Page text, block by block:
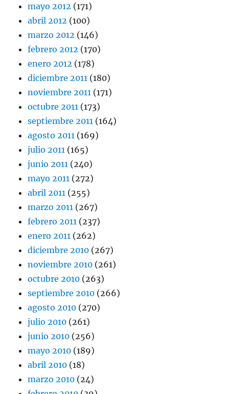
mayo 2012 (171)
abril 2012 (100)
marzo 2012 (146)
febrero 2012 (170)
enero 2012 (178)
diciembre 2011 (180)
noviembre 2011 (171)
octubre 2011 (173)
septiembre 2011 (164)
agosto 2011 (169)
julio 2011 (165)
junio 2011 (240)
mayo 2011 (272)
abril 2011 (255)
marzo 2011 (267)
febrero 2011 (237)
enero 2011 (262)
diciembre 2010 (267)
noviembre 2010 (261)
octubre 2010 (263)
septiembre 2010 (266)
agosto 2010 (270)
julio 2010 (261)
junio 2010 (256)
mayo 2010 (189)
abril 2010 (18)
marzo 2010 (24)